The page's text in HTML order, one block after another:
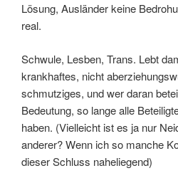
Lösung, Ausländer keine
real.
Schwule, Lesben, Trans. Lebt
krankhaftes, nicht
schmutziges, und wer daran
Bedeutung, so lange alle
haben. (Vielleicht ist es ja nur
anderer? Wenn ich so manche
dieser Schluss naheliegend)